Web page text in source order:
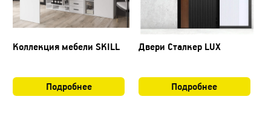
Коллекция мебели SKILL
Подробнее
Двери Сталкер LUX
Подробнее